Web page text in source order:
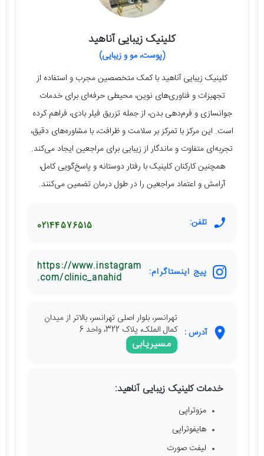
کلینیک زیبایی آناهید
(پوست، مو و زیبایی)
کلینیک زیبایی آناهید با کمک متخصصین مجرب و استفاده از
تجهیزات و فناوری‌های نوین، محیطی حرفه‌ای برای خدمات
جوانسازی و فرم‌دهی بدن، از جمله تزریق فیلر بادی، فراهم کرده
است. این مرکز با تمرکز بر سلامت و ظرافت، با مشاوره‌های دقیق،
تجربه‌ای متفاوت و ماندگار از زیبایی برای مراجعین ایجاد می‌کند.
همچنین کارکنان کلینیک با رفتار دوستانه و پاسخ‌گویی کامل،
آرامش و اعتماد مراجعین را در طول درمان تضمین می‌کنند.
تلفن: 02144576515
پیج اینستاگرام:
https://www.instagram
.com/clinic_anahid
آدرس :
تهرانسر، بلوار اصلی تهرانسر، بالاتر از میدان
کمال الملک، پلاک 322، واحد 6
مسیریابی
خدمات کلینیک زیبایی آناهید:
مزوتراپی
هایفوتراپی
لیفت صورت